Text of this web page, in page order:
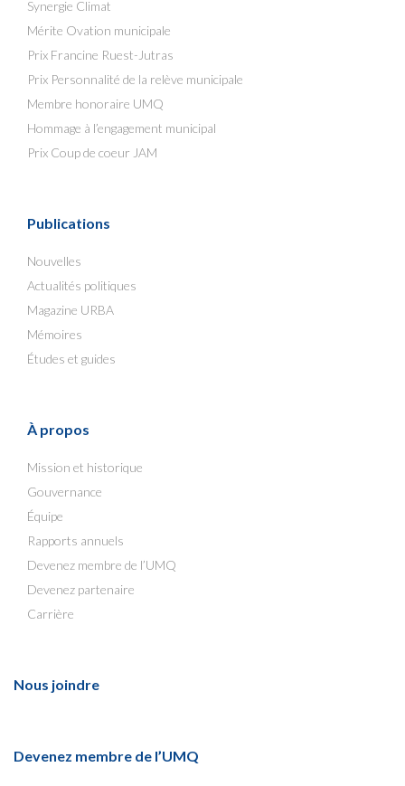
Synergie Climat
Mérite Ovation municipale
Prix Francine Ruest-Jutras
Prix Personnalité de la relève municipale
Membre honoraire UMQ
Hommage à l’engagement municipal
Prix Coup de coeur JAM
Publications
Nouvelles
Actualités politiques
Magazine URBA
Mémoires
Études et guides
À propos
Mission et historique
Gouvernance
Équipe
Rapports annuels
Devenez membre de l’UMQ
Devenez partenaire
Carrière
Nous joindre
Devenez membre de l’UMQ